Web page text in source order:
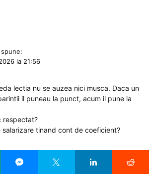
spune:
la 21:56
lectia nu se auzea nici musca. Daca un
il puneau la punct, acum il pune la
respectat?
salarizare tinand cont de coeficient?